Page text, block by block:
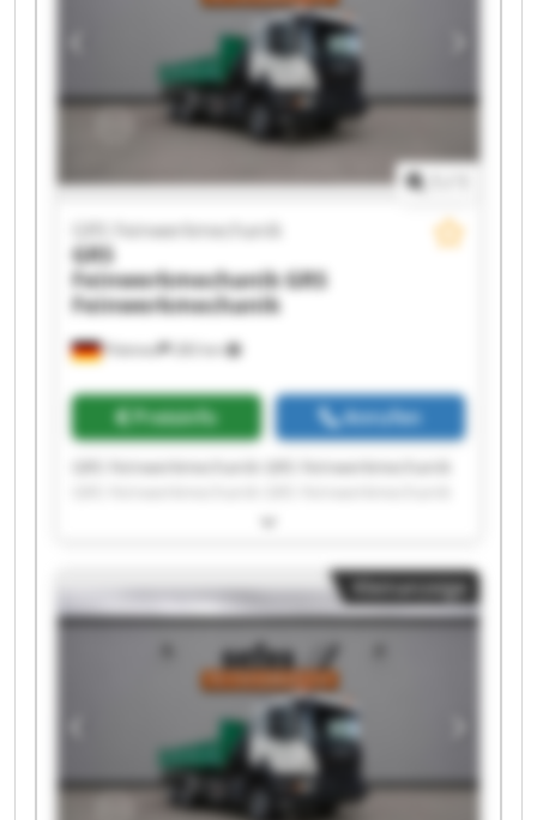
GRS Feinwerkmechanik GRS Feinwerkmechanik
Pöttmes 283 km
GRS Feinwerkmechanik
GRS
FeinwerkmechanikGRS
Feinwerkmechanik
Preisinfo Anrufen
GRS Feinwerkmechanik GRS Feinwerkmechanik
GRS Feinwerkmechanik GRS Feinwerkmechanik
GRS Feinwerkmechanik GRS Feinwerkmechanik
GRS Feinwerkmechanik GRS Feinwerkmechanik
GRS Feinwerkmechanik GRS Feinwerkmechanik
GRS Feinwerkmechanik GRS Feinwerkmechanik
GRS Feinwerkmechanik GRS Feinwerkmechanik
GRS Feinwerkmechanik GRS Feinwerkmechanik
Kleinanzeige